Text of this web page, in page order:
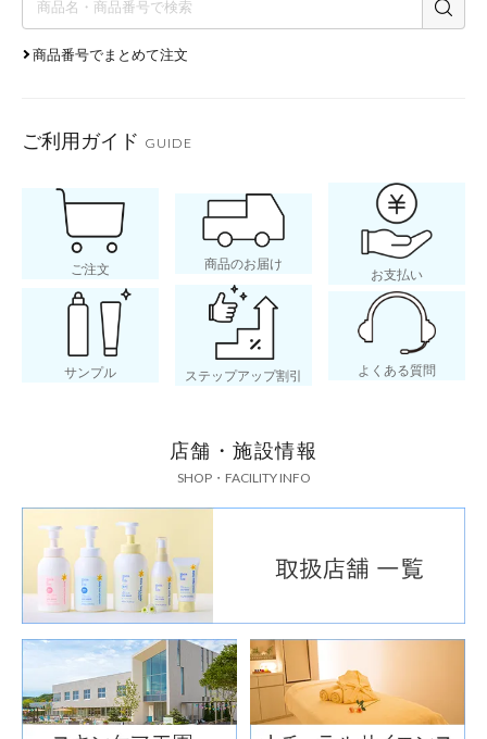
商品番号でまとめて注文
ご利用ガイド GUIDE
ご注文 商品のお届け
お支払い
サンプル ステップアップ割引 よくある質問
店舗・施設情報
SHOP・FACILITY INFO